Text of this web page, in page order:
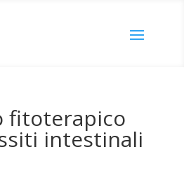
fitoterapico
intestinali